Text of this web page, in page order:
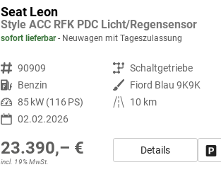
Seat Leon
Style ACC RFK PDC Licht/Regensensor
sofort lieferbar Neuwagen mit Tageszulassung
Fahrzeugnr. 90909 Getriebe Schaltgetriebe
Kraftstoff Benzin Außenfarbe Fiord Blau 9K9K
Leistung 85 kW (116 PS) Kilometerstand
10 km
02.02.2026
23.390,– €
incl. 19% MwSt.
Details